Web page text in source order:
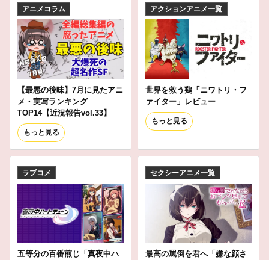
アニメコラム
【最悪の後味】7月に見たアニ
メ・実写ランキング
TOP14【近況報告vol.33】
もっと見る
アクションアニメ一覧
世界を救う鶏「ニワトリ・フ
ァイター」レビュー
もっと見る
ラブコメ
五等分の百番煎じ「真夜中ハ
セクシーアニメ一覧
最高の罵倒を君へ「嫌な顔さ